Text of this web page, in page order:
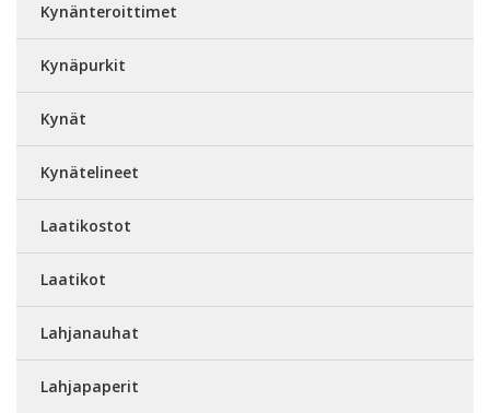
Kynänteroittimet
Kynäpurkit
Kynät
Kynätelineet
Laatikostot
Laatikot
Lahjanauhat
Lahjapaperit